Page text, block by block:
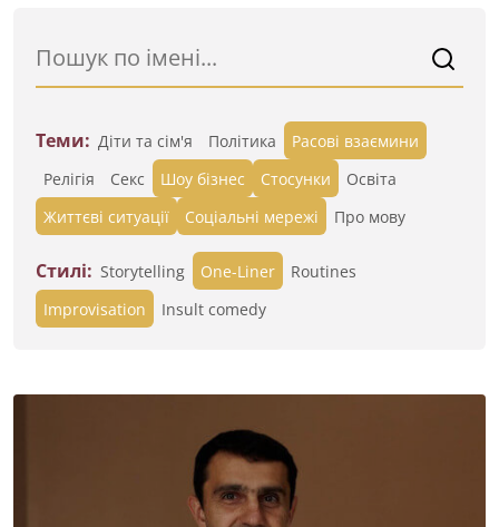
Теми: Діти та сім'я Політика
Расові взаємини
Релігія
Секс Шоу бізнес Стосунки
Освіта
Життєві ситуації
Cоціальні мережі Про мову
Стилі: Storytelling One-Liner
Routines
Improvisation
Insult comedy